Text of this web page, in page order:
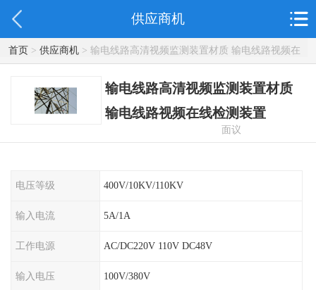
供应商机
首页> 供应商机> 输电线路高清视频监测装置材质 输电线路视频在
线检测装置
输电线路高清视频监测装置材质
输电线路视频在线检测装置
面议
电压等级 400V/10KV/110KV
输入电流 5A/1A
工作电源 AC/DC220V 110V DC48V
输入电压 100V/380V